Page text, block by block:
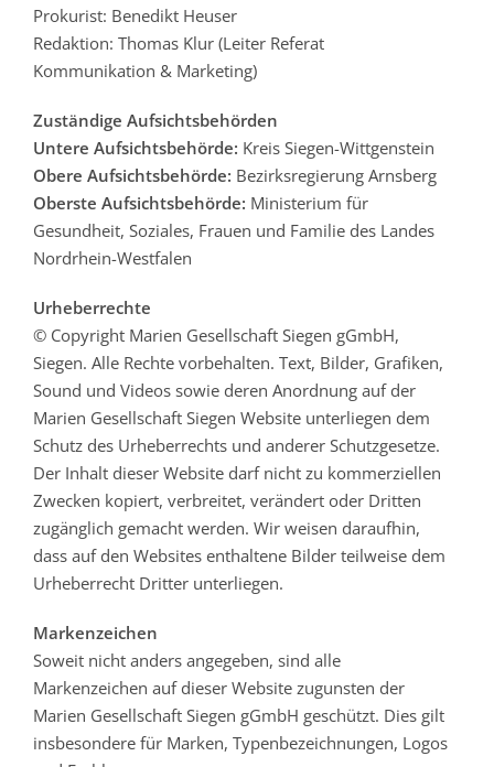
Prokurist: Benedikt Heuser
Redaktion: Thomas Klur (Leiter Referat
Kommunikation & Marketing)
Zuständige Aufsichtsbehörden
Untere Aufsichtsbehörde: Kreis Siegen-Wittgenstein
Obere Aufsichtsbehörde: Bezirksregierung Arnsberg
Oberste Aufsichtsbehörde: Ministerium für
Gesundheit, Soziales, Frauen und Familie des Landes
Nordrhein-Westfalen
Urheberrechte
© Copyright Marien Gesellschaft Siegen gGmbH,
Siegen. Alle Rechte vorbehalten. Text, Bilder, Grafiken,
Sound und Videos sowie deren Anordnung auf der
Marien Gesellschaft Siegen Website unterliegen dem
Schutz des Urheberrechts und anderer Schutzgesetze.
Der Inhalt dieser Website darf nicht zu kommerziellen
Zwecken kopiert, verbreitet, verändert oder Dritten
zugänglich gemacht werden. Wir weisen daraufhin,
dass auf den Websites enthaltene Bilder teilweise dem
Urheberrecht Dritter unterliegen.
Markenzeichen
Soweit nicht anders angegeben, sind alle
Markenzeichen auf dieser Website zugunsten der
Marien Gesellschaft Siegen gGmbH geschützt. Dies gilt
insbesondere für Marken, Typenbezeichnungen, Logos